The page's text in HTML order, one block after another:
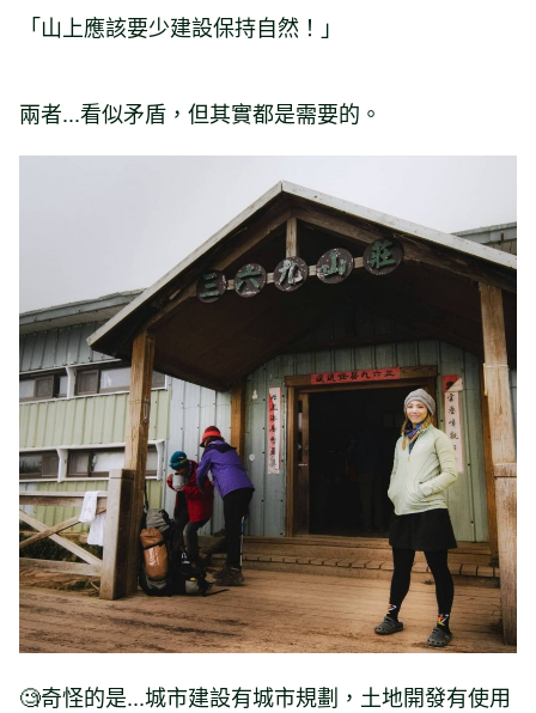
「山上應該要少建設保持自然！」
兩者...看似矛盾，但其實都是需要的。
🧐奇怪的是...城市建設有城市規劃，土地開發有使用